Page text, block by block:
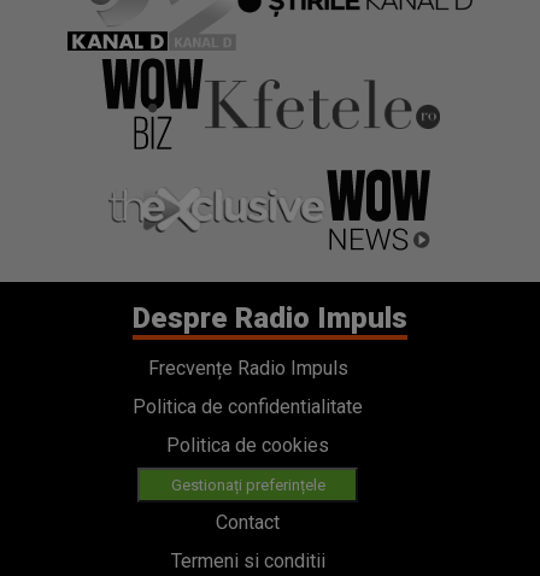
Despre Radio Impuls
Frecvențe Radio Impuls
Politica de confidentialitate
Politica de cookies
Gestionați preferințele
Contact
Termeni si conditii